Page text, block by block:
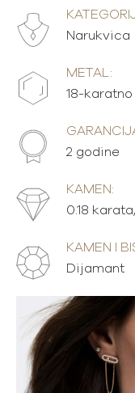
Narukvica
METAL:
18-
2 godine
KAMEN:
0.18
KAMEN I
Dijamant